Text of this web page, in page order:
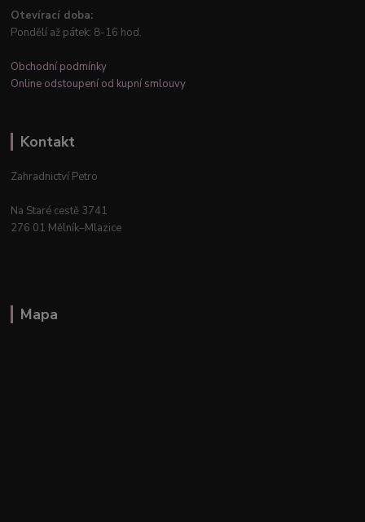
Otevírací doba:
Pondělí až pátek: 8-16 hod.
Obchodní podmínky
Online odstoupení od kupní smlouvy
Kontakt
Zahradnictví Petro
Na Staré cestě 3741
276 01 Mělník–Mlazice
Mapa